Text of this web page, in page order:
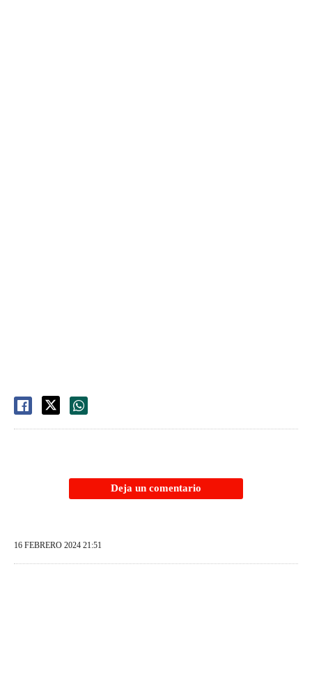
Deja un comentario
16 FEBRERO 2024 21:51